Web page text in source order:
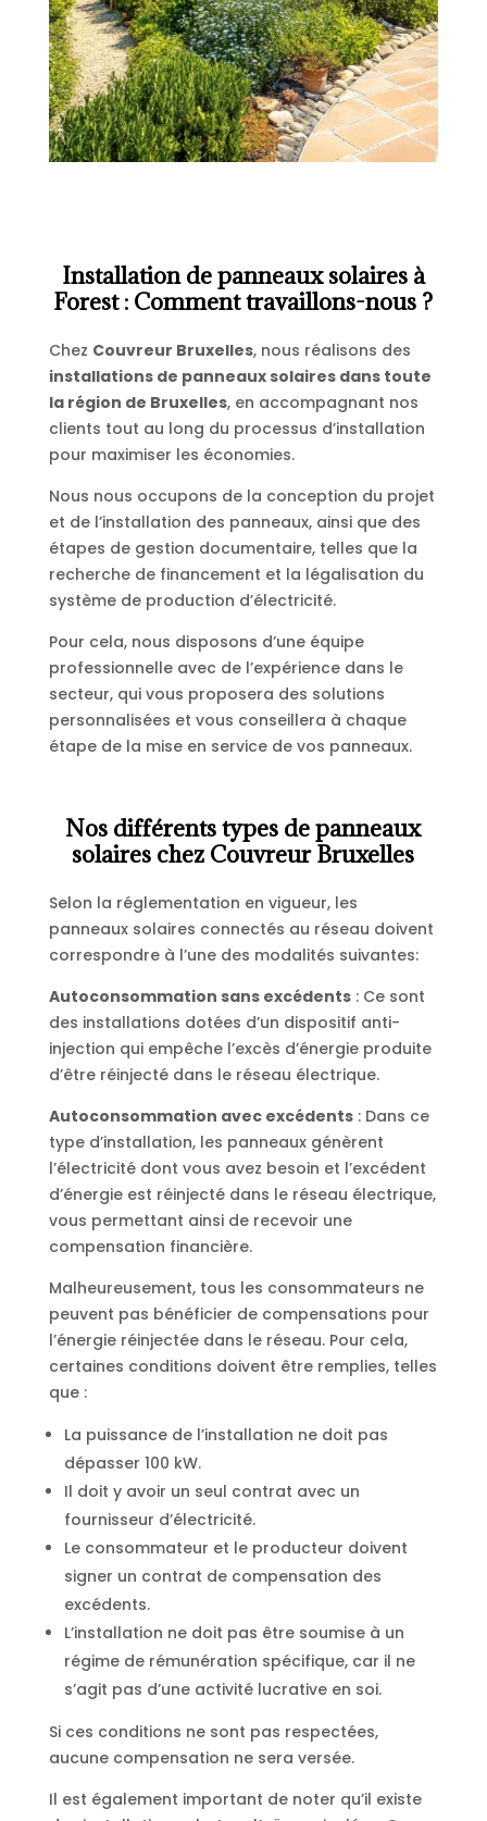
Installation de panneaux solaires à
Forest : Comment travaillons-nous ?
Chez Couvreur Bruxelles, nous réalisons des
installations de panneaux solaires dans toute
la région de Bruxelles, en accompagnant nos
clients tout au long du processus d’installation
pour maximiser les économies.
Nous nous occupons de la conception du projet
et de l’installation des panneaux, ainsi que des
étapes de gestion documentaire, telles que la
recherche de financement et la légalisation du
système de production d’électricité.
Pour cela, nous disposons d’une équipe
professionnelle avec de l’expérience dans le
secteur, qui vous proposera des solutions
personnalisées et vous conseillera à chaque
étape de la mise en service de vos panneaux.
Nos différents types de panneaux
solaires chez Couvreur Bruxelles
Selon la réglementation en vigueur, les
panneaux solaires connectés au réseau doivent
correspondre à l’une des modalités suivantes:
Autoconsommation sans excédents: Ce sont
des installations dotées d’un dispositif anti-
injection qui empêche l’excès d’énergie produite
d’être réinjecté dans le réseau électrique.
Autoconsommation avec excédents: Dans ce
type d’installation, les panneaux génèrent
l’électricité dont vous avez besoin et l’excédent
d’énergie est réinjecté dans le réseau électrique,
vous permettant ainsi de recevoir une
compensation financière.
Malheureusement, tous les consommateurs ne
peuvent pas bénéficier de compensations pour
l’énergie réinjectée dans le réseau. Pour cela,
certaines conditions doivent être remplies, telles
que :
La puissance de l’installation ne doit pas
dépasser 100 kW.
Il doit y avoir un seul contrat avec un
fournisseur d’électricité.
Le consommateur et le producteur doivent
signer un contrat de compensation des
excédents.
L’installation ne doit pas être soumise à un
régime de rémunération spécifique, car il ne
s’agit pas d’une activité lucrative en soi.
Si ces conditions ne sont pas respectées,
aucune compensation ne sera versée.
Il est également important de noter qu’il existe